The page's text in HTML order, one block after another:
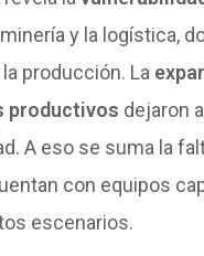
y la logística,
producción. La
productivos dejaron
A eso se suma la
con equipos
escenarios.